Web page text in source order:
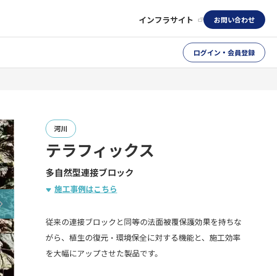
インフラサイト お問い合わせ
ログイン・会員登録
河川
テラフィックス
多自然型連接ブロック
施工事例はこちら
従来の連接ブロックと同等の法面被覆保護効果を持ちな
がら、植生の復元・環境保全に対する機能と、施工効率
を大幅にアップさせた製品です。